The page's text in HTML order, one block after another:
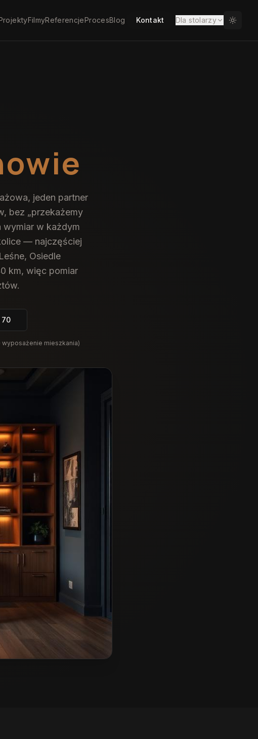
FilmyReferencjeProcesBlog Kontakt Dla stolarzy
jeden partner
bez „przekażemy
wymiar w każdym
— najczęściej
Osiedle
km, więc pomiar
70
wyposażenie mieszkania)